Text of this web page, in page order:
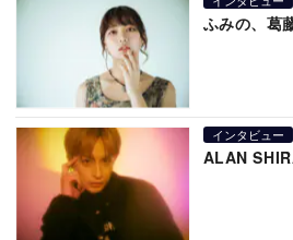
ふみの、葛
インタビュー
ALAN